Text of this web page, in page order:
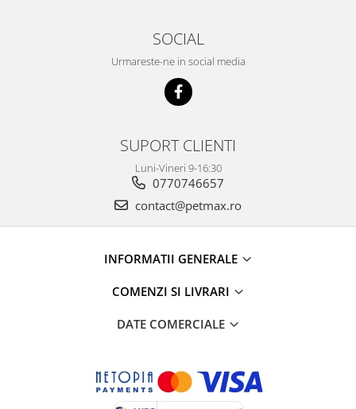
SOCIAL
Urmareste-ne in social media
SUPORT CLIENTI
Luni-Vineri 9-16:30
0770746657
contact@petmax.ro
INFORMATII GENERALE
COMENZI SI LIVRARI
DATE COMERCIALE